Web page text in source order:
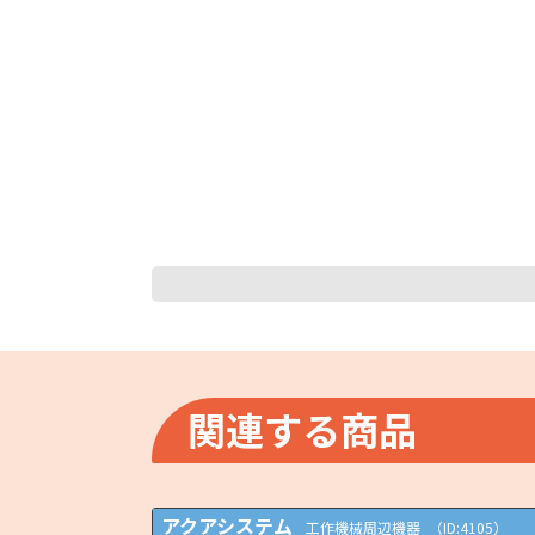
関連する商品
アクアシステム 工作機械周辺機器 （ID:4105）